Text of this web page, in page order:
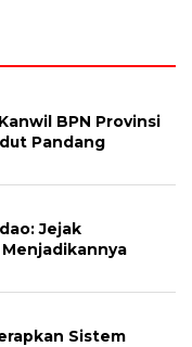
BPN Provinsi
Pandang
Jejak
Sistem